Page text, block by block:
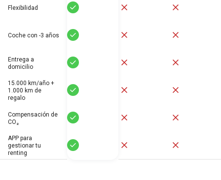
Flexibilidad Sí
Coche con -3 años Sí
Entrega a
domicilio
Sí
15.000 km/año +
1.000 km de
regalo
Sí
Compensación de
CO₂
Sí
APP para
gestionar tu
renting
Sí